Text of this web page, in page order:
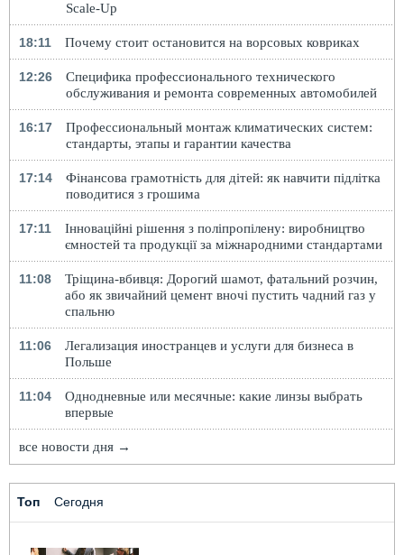
Scale-Up
18:11 Почему стоит остановится на ворсовых ковриках
12:26
Специфика профессионального технического
обслуживания и ремонта современных автомобилей
16:17
Профессиональный монтаж климатических систем:
стандарты, этапы и гарантии качества
17:14
Фінансова грамотність для дітей: як навчити підлітка
поводитися з грошима
17:11
Інноваційні рішення з поліпропілену: виробництво
ємностей та продукції за міжнародними стандартами
11:08
Тріщина-вбивця: Дорогий шамот, фатальний розчин,
або як звичайний цемент вночі пустить чадний газ у
спальню
11:06
Легализация иностранцев и услуги для бизнеса в
Польше
11:04
Однодневные или месячные: какие линзы выбрать
впервые
все новости дня →
Топ Сегодня